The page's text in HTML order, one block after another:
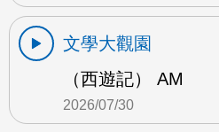
文學大觀園
（西遊記） AM
2026/07/30